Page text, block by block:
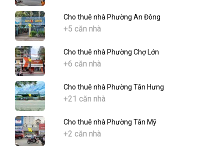
Cho thuê nhà Phường An Đông
+5 căn nhà
Cho thuê nhà Phường Chợ Lớn
+6 căn nhà
Cho thuê nhà Phường Tân Hưng
+21 căn nhà
Cho thuê nhà Phường Tân Mỹ
+2 căn nhà